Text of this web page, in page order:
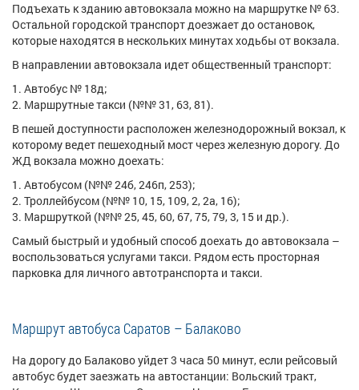
Подъехать к зданию автовокзала можно на маршрутке № 63.
Остальной городской транспорт доезжает до остановок,
которые находятся в нескольких минутах ходьбы от вокзала.
В направлении автовокзала идет общественный транспорт:
Автобус № 18д;
Маршрутные такси (№№ 31, 63, 81).
В пешей доступности расположен железнодорожный вокзал, к
которому ведет пешеходный мост через железную дорогу. До
ЖД вокзала можно доехать:
Автобусом (№№ 24б, 246п, 253);
Троллейбусом (№№ 10, 15, 109, 2, 2а, 16);
Маршруткой (№№ 25, 45, 60, 67, 75, 79, 3, 15 и др.).
Самый быстрый и удобный способ доехать до автовокзала –
воспользоваться услугами такси. Рядом есть просторная
парковка для личного автотранспорта и такси.
Маршрут автобуса Саратов – Балаково
На дорогу до Балаково уйдет 3 часа 50 минут, если рейсовый
автобус будет заезжать на автостанции: Вольский тракт,